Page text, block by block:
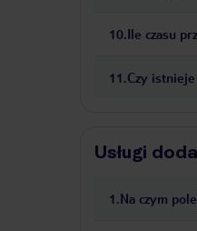
10.Ile czasu
11 Czy
Usługi
1.Na czym